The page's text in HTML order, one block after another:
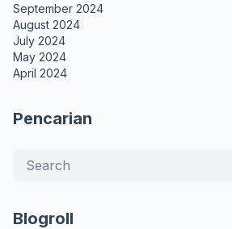
September 2024
August 2024
July 2024
May 2024
April 2024
Pencarian
Blogroll